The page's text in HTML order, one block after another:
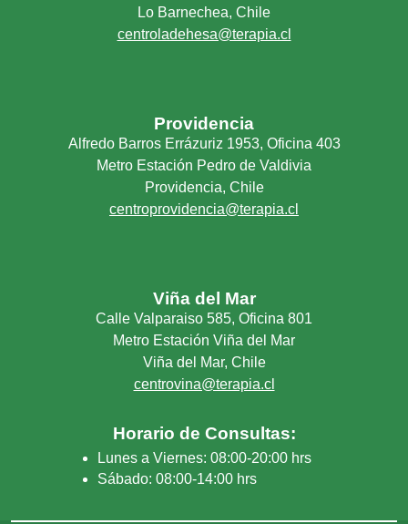
Lo Barnechea, Chile
centroladehesa@terapia.cl
Providencia
Alfredo Barros Errázuriz 1953, Oficina 403
Metro Estación Pedro de Valdivia
Providencia, Chile
centroprovidencia@terapia.cl
Viña del Mar
Calle Valparaiso 585, Oficina 801
Metro Estación Viña del Mar
Viña del Mar, Chile
centrovina@terapia.cl
Horario de Consultas:
Lunes a Viernes: 08:00-20:00 hrs
Sábado: 08:00-14:00 hrs